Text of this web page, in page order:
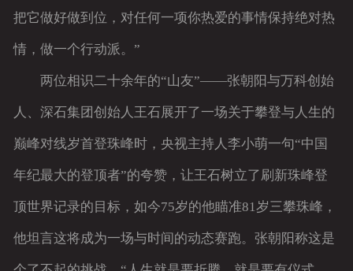
把它做好做到位，对任何一项你热爱的事情保持绝对热
情，做一个行动派。”
两位相识二十余年的“山友”——张朝阳与万科创始
人、深石集团创始人王石展开了一场关于攀登与人生的
巅峰对线岁首登珠峰时，央视主持人李小萌一句“中国
年纪最大的登顶者”的夸赞，让王石树立了刷新珠峰登
顶世界记录的目标，如今75岁的他瞄准81岁三攀珠峰，
他坦言这将成为一场与时间的动态赛跑。张朝阳称这是